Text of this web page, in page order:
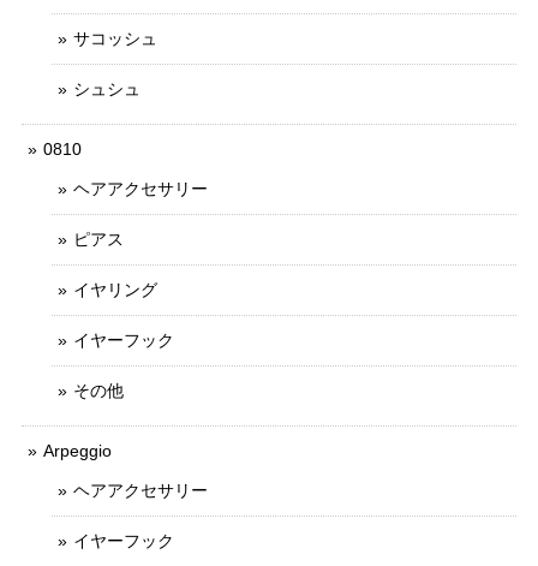
サコッシュ
シュシュ
0810
ヘアアクセサリー
ピアス
イヤリング
イヤーフック
その他
Arpeggio
ヘアアクセサリー
イヤーフック